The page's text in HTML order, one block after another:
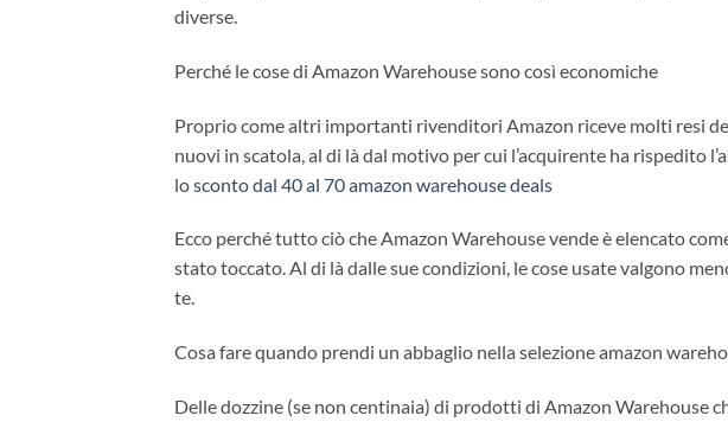
diverse.
Perché le cose di Amazon Warehouse sono così economiche
Proprio come altri importanti rivenditori Amazon riceve molti resi
nuovi in ​​scatola, al di là dal motivo per cui l’acquirente ha rispedito
losconto dal 40 al 70 amazon warehouse deals
Ecco perché tutto ciò che Amazon Warehouse vende è elencato
stato toccato. Al di là dalle sue condizioni, le cose usate valgono
te.
Cosa fare quando prendi un abbaglio nella selezione amazon
Delle dozzine (se non centinaia) di prodotti di Amazon Warehouse